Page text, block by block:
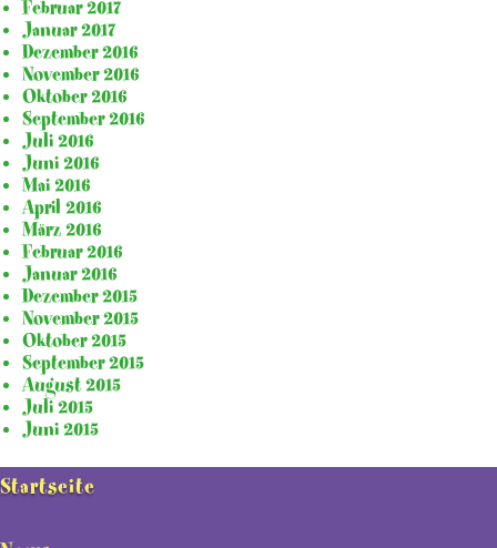
Februar 2017
Januar 2017
Dezember 2016
November 2016
Oktober 2016
September 2016
Juli 2016
Juni 2016
Mai 2016
April 2016
März 2016
Februar 2016
Januar 2016
Dezember 2015
November 2015
Oktober 2015
September 2015
August 2015
Juli 2015
Juni 2015
Startseite